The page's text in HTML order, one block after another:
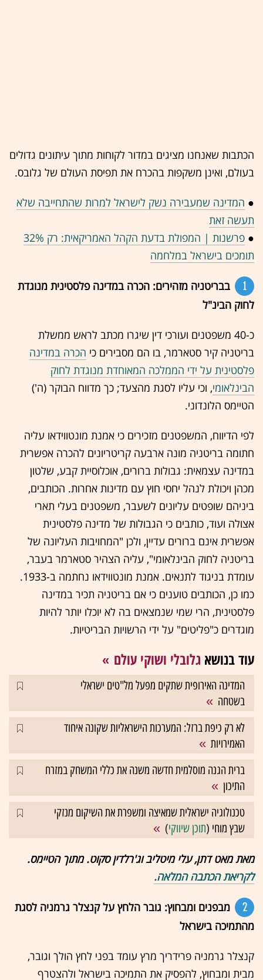
הכתבות שאנחנו מציגים במדור לקוחות מתוך עיתונים גדולים
בעולם, ואינן משקפות בהכרח את תפיסת העולם של גלובס.
● המדינה שמעבירה נשק לישראל למרות שהתחייבה שלא
תעשה זאת
●
פרשנות | המפולת בדעת הקהל האמריקאית: רק 32%
תומכים בישראל במלחמה
1
בבריטניה מזהירים: הכרה במדינה פלסטינית מנוגדת
לחוק הבינ"ל
כ-40 משפטנים ועורכי דין שיגרו מכתב לראש ממשלת
בריטניה קיר סטארמר, בו הם מסבירים כי הכרה במדינה
פלסטינית על ידי הממלכה המאוחדת מנוגדת לחוק
הבינלאומי, וכי עליו לסגת מהצעד; כך מדווח הבוקר (ה')
הטיימס הלונדוני.
לפי הדיווח, המשפטנים מזכירים כי אמנת מונטווידאו עליה
חתומה בריטניה מונה ארבעה קריטריונים להכרה אפשרית
במדינה עצמאית: גבולות ברורים, אוכלוסיית קבע, שלטון
מכהן ויכולת לנהל יחסי חוץ עם מדינות אחרות. הכותבים,
ביניהם שופטים עליונים לשעבר, משפטנים בעלי תארי
אצולה ועוד, כותבים כי הגבולות של מדינה פלסטינית
אפשרית אינם ברורים עדיין, ולכן "המחויבות העליונה של
בריטניה לחוק הבינלאומי", עליה הצהיר סטארמר בעבר,
עומדת בניגוד לתנאים. אמנת מונטווידאו נחתמה ב-1933.
כמו כן, הכותבים טוענים כי אם בריטניה תכיר במדינה
פלסטינית, הרי שמי שנמצאים בה לא יוכלו יותר להיות
מוגדרים כ"פליטים" על ידי הרשויות הבריטיות.
עוד בנושא גלובלי ושוקי עולם
המדינה האירופית שתקים מפעל מל"טים ישראלי
בשטחה
לא רק כיפת ברזל: המערכות הישראליות שקונה איחוד
האמירויות
ברית הגנה מוסלמית חדשה משנה את כללי המשחק במזרח
התיכון
טכנולוגיה ישראלית שמאיצה ומשפרת את השיקום מנזקי
שבץ מוחי (תוכן שיווקי)
מאת מאט דתן, עלי מיטליב וג'רלדין סקוט. מתוך הטיימס.
לקריאת הכתבה המלאה.
2
מבפנים ומבחוץ: גובר הלחץ על קנצלר גרמניה לסגת
מהתמיכה בישראל
קנצלר גרמניה פרידריך מרץ עומד בפני לחץ הולך וגובר,
מבית ומבחוץ, להפסיק את התמיכה בישראל ולהצטרף